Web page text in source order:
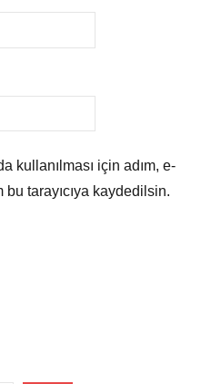
kullanılması için adım, e-
tarayıcıya kaydedilsin.